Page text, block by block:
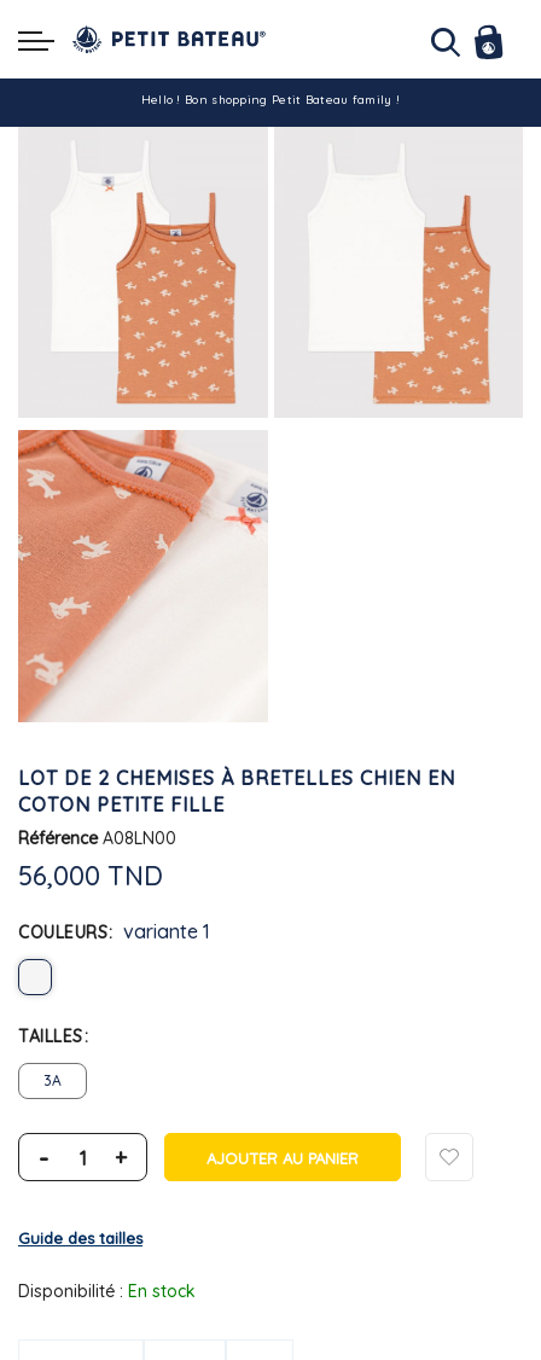
Hello ! Bon shopping Petit Bateau family !
La livraison est assurée partout en Tunisie !
-10% pour tout paiement par carte bancaire (hors promo)
LOT DE 2 CHEMISES À BRETELLES CHIEN EN
COTON PETITE FILLE
Référence A08LN00
56,000 TND
COULEURS variante 1
TAILLES
3A
- + AJOUTER AU PANIER
Guide des tailles
Disponibilité : En stock